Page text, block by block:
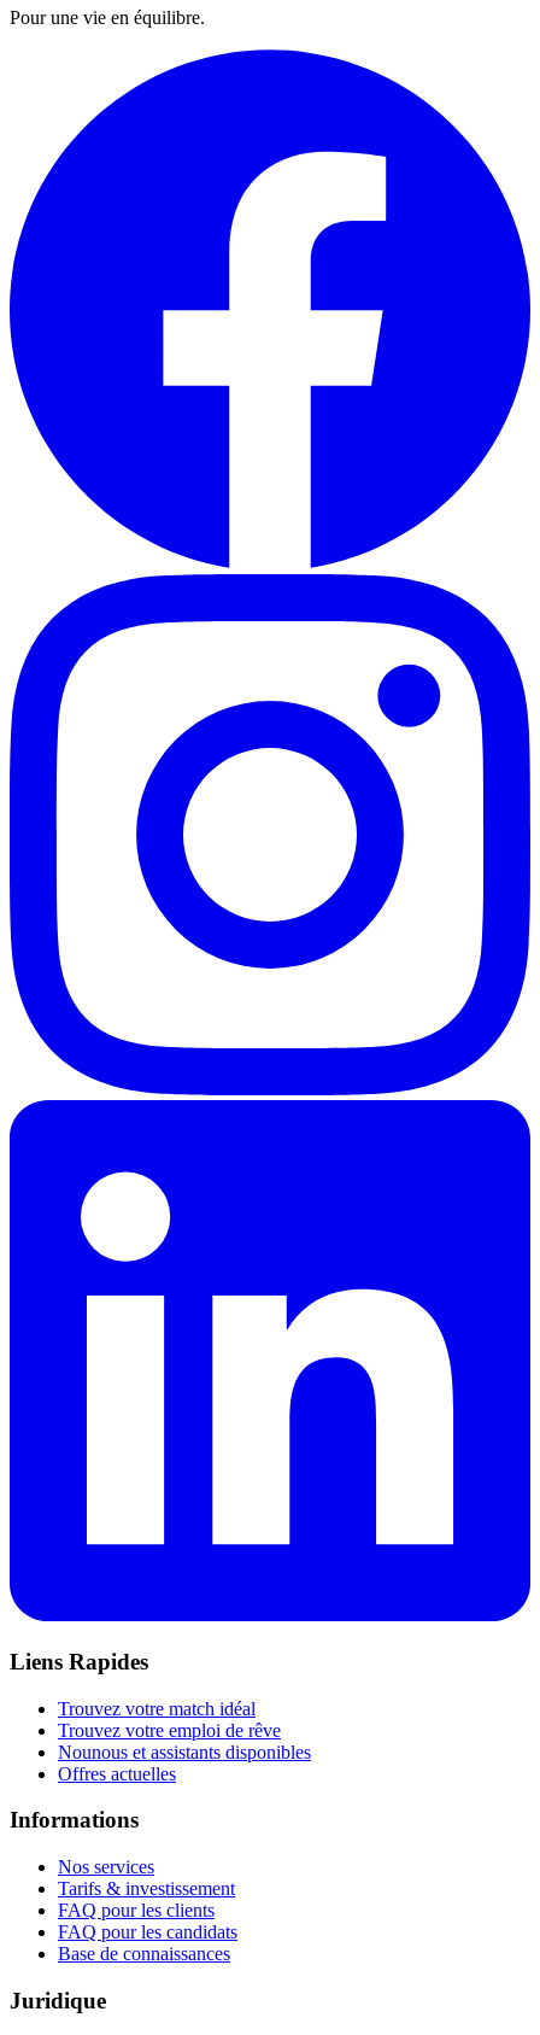
Pour une vie en équilibre.
Liens Rapides
Trouvez votre match idéal
Trouvez votre emploi de rêve
Nounous et assistants disponibles
Offres actuelles
Informations
Nos services
Tarifs & investissement
FAQ pour les clients
FAQ pour les candidats
Base de connaissances
Juridique